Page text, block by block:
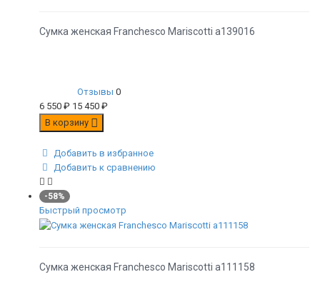
Сумка женская Franchesco Mariscotti а139016
Отзывы 0
6 550 ₽ 15 450 ₽
В корзину
Добавить в избранное
Добавить к сравнению
-58%
Быстрый просмотр
Сумка женская Franchesco Mariscotti а111158